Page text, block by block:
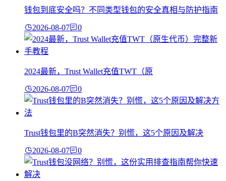
钱包到底安全吗？不同类型钱包的安全真相与防护指南
2026-08-07 0
2024最新，Trust Wallet充值TWT（原
2026-08-07 0
Trust钱包里的B突然消失？别慌，这5个原因及解决
2026-08-07 0